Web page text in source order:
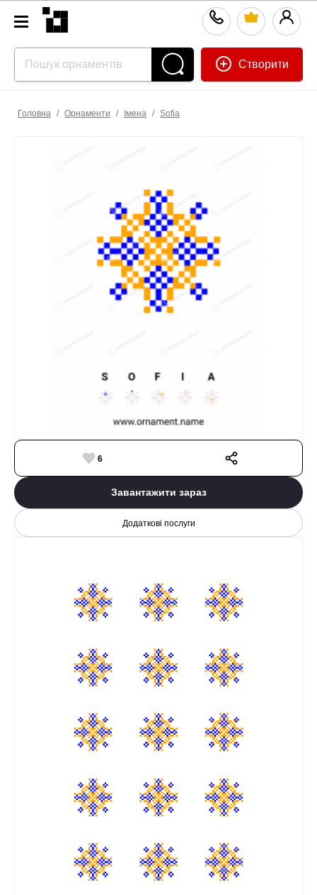
Створити
Головна / Орнаменти / Імена / Sofia
6
Завантажити зараз
Додаткові послуги